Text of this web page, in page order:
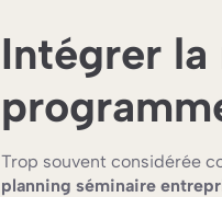
Intégrer
Trop souvent considérée
planning séminaire